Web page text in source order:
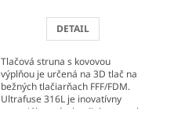
DETAIL
Tlačová struna s kovovou
výplňou je určená na 3D tlač na
bežných tlačiarňach FFF/FDM.
Ultrafuse 316L je inovatívny
materiál na výrobu dielov z ocele